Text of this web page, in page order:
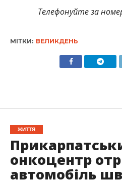
Телефонуйте за
МІТКИ: ВЕЛИКДЕНЬ
ЖИТТЯ
онкоцентр
автомобіль